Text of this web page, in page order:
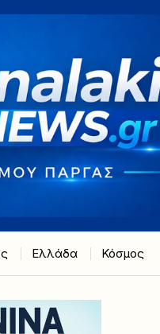
Ελλάδα Κόσμος